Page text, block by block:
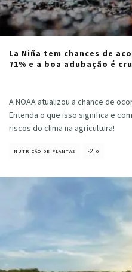
La Niña tem chances de
71% e a boa adubação é
A NOAA atualizou a chance de
Entenda o que isso significa e
riscos do clima na agricultura!
NUTRIÇÃO DE PLANTAS 0